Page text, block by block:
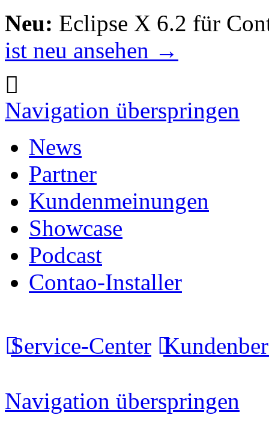
Neu: Eclipse X 6.2 für
ist neu ansehen →
Navigation überspringen
News
Partner
Kundenmeinungen
Showcase
Podcast
Contao-Installer
Service-Center
Navigation überspringen